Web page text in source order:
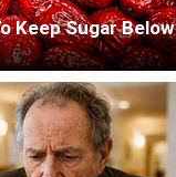
Keep Sugar Below